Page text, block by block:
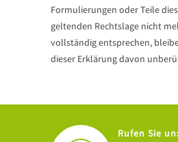
Formulierungen oder Teile
geltenden Rechtslage nicht
vollständig entsprechen,
dieser Erklärung davon
Rufen Sie